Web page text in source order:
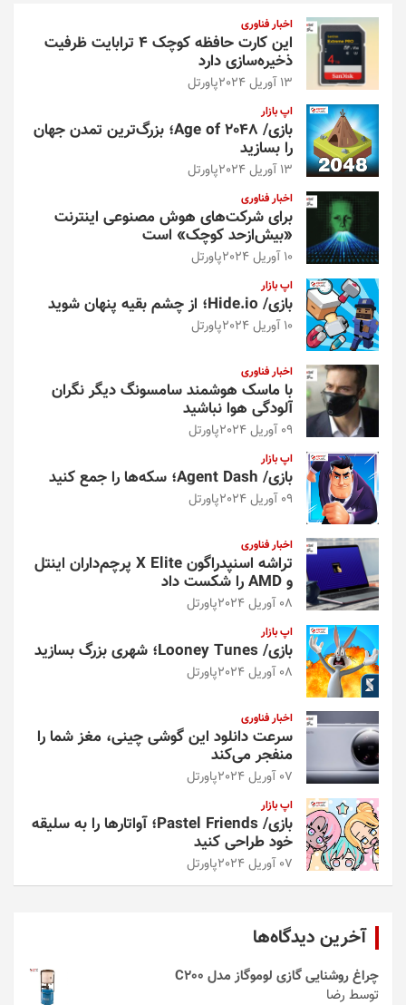
اخبار فناوری
این کارت حافظه کوچک ۴ ترابایت ظرفیت
ذخیره‌سازی دارد
13 آوریل 2024 پاورتل
اپ بازار
بازی/ Age of 2048؛ بزرگ‌ترین تمدن جهان
را بسازید
13 آوریل 2024 پاورتل
اخبار فناوری
برای شرکت‌های هوش مصنوعی اینترنت
«بیش‌از‌حد کوچک» است
10 آوریل 2024 پاورتل
اپ بازار
بازی/ Hide.io؛ از چشم بقیه پنهان شوید
10 آوریل 2024 پاورتل
اخبار فناوری
با ماسک هوشمند سامسونگ دیگر نگران
آلودگی هوا نباشید
09 آوریل 2024 پاورتل
اپ بازار
بازی/ Agent Dash؛ سکه‌ها را جمع کنید
09 آوریل 2024 پاورتل
اخبار فناوری
تراشه اسنپدراگون X Elite پرچم‌داران اینتل
و AMD را شکست داد
08 آوریل 2024 پاورتل
اپ بازار
بازی/ Looney Tunes؛ شهری بزرگ بسازید
08 آوریل 2024 پاورتل
اخبار فناوری
سرعت دانلود این گوشی چینی، مغز شما را
منفجر می‌کند
07 آوریل 2024 پاورتل
اپ بازار
بازی/ Pastel Friends؛ آواتارها را به سلیقه
خود طراحی کنید
07 آوریل 2024 پاورتل
آخرین دیدگاه‌ها
چراغ روشنایی گازی لوموگاز مدل C200
توسط رضا